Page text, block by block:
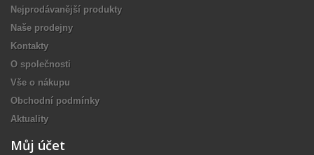
Nejprodávanější produkty
Naše prodejny
Kontakty
O společnosti
Vše o nákupu
Obchodní podmínky
Aktuality
Můj účet